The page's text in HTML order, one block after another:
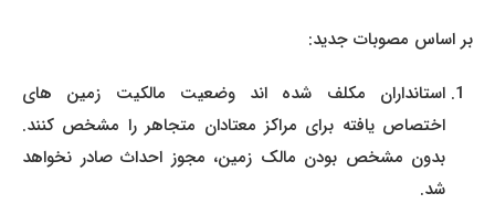
بر اساس مصوبات جدید:
استانداران مکلف شده اند وضعیت مالکیت زمین های
اختصاص یافته برای مراکز معتادان متجاهر را مشخص کنند.
بدون مشخص بودن مالک زمین، مجوز احداث صادر نخواهد
شد.